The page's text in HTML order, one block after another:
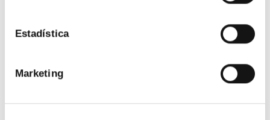
Estadística
Marketing
Seguridad Social procederá a regularizar
finalmente obtenidos, cobrando o
devolviendo la diferencia con lo abonado